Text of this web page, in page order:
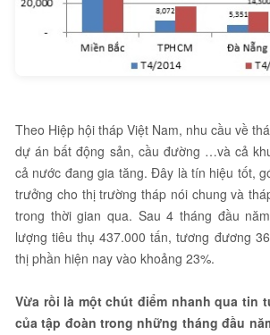
Theo Hiệp hội tháp Việt Nam, nhu cầu về
dự án bất động sản, cầu đường …và cả
cả nước đang gia tăng. Đây là tín hiệu tốt,
trưởng cho thị trường tháp nói chung và
trong thời gian qua. Sau 4 tháng đầu
lượng tiêu thụ 437.000 tấn, tương đương
thị phần hiện nay vào khoảng 23%.
Vừa rồi là một chút điểm nhanh qua tin
của tập đoàn trong những tháng đầu